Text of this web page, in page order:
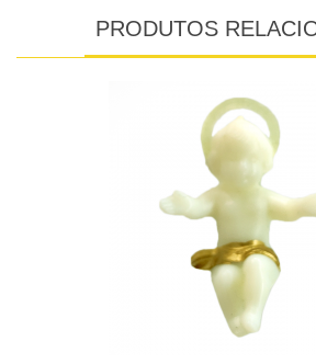
PRODUTOS